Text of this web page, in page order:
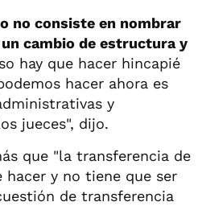
no consiste en nombrar
cambio de estructura y
hay que hacer hincapié
hacer ahora es
y
jueces", dijo.
que "la transferencia de
hacer y no tiene que ser
de transferencia